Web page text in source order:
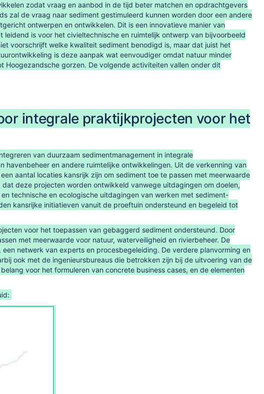
zodat vraag en aanbod in de tijd beter matchen en opdrachtgevers
zal de vraag naar sediment gestimuleerd kunnen worden door een andere
ontwerpen en ontwikkelen. Dit is een innovatieve manier van
is voor het civieltechnische en ruimtelijk ontwerp van bijvoorbeeld
voorschrijft welke kwaliteit sediment benodigd is, maar dat juist het
is deze aanpak wat eenvoudiger omdat natuur minder
Hoogezandsche gorzen. De volgende activiteiten vallen onder dit
integrale praktijkprojecten voor het
van duurzaam sedimentmanagement in integrale
en andere ruimtelijke ontwikkelingen. Uit de verkenning van
aantal locaties kansrijk zijn om sediment toe te passen met meerwaarde
deze projecten worden ontwikkeld vanwege uitdagingen om doelen,
technische en ecologische uitdagingen van werken met sediment-
kansrijke initiatieven vanuit de proeftuin ondersteund en begeleid tot
voor het toepassen van gebaggerd sediment ondersteund. Door
met meerwaarde voor natuur, waterveiligheid en rivierbeheer. De
netwerk van experts en procesbegeleiding. De verdere planvorming en
ook met de ingenieursbureaus die betrokken zijn bij de uitvoering van de
voor het formuleren van concrete business cases, en de elementen